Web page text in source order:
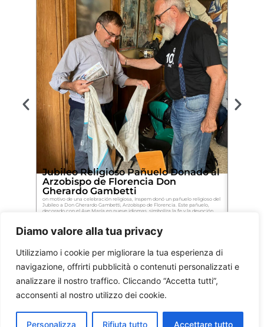
Diamo valore alla tua privacy
Utilizziamo i cookie per migliorare la tua esperienza di
navigazione, offrirti pubblicità o contenuti personalizzati e
analizzare il nostro traffico. Cliccando “Accetta tutti”,
acconsenti al nostro utilizzo dei cookie.
Personalizza Rifiuta tutto Accettare tutto
Jubileo Religioso Pañuelo Donado al
Arzobispo de Florencia Don
Gherardo Gambetti
on motivo de una celebración religiosa, Inspem donó un pañuelo religioso del
Jubileo a Don Gherardo Gambetti, Arzobispo de Florencia. Este pañuelo,
decorado con el Ave María en nueve idiomas, simboliza la fe y la devoción